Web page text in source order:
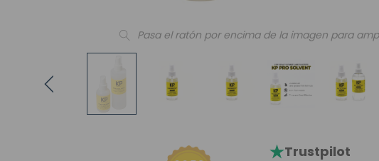
Pasa el ratón por encima de la imagen para
Trustpilot